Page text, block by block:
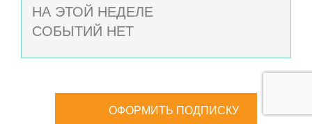
НА ЭТОЙ НЕДЕЛЕ
СОБЫТИЙ НЕТ
ОФОРМИТЬ ПОДПИСКУ